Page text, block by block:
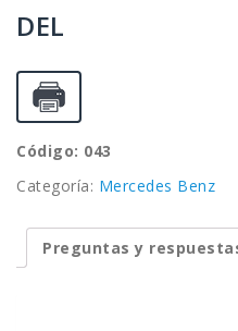
DEL
Código: 043
Categoría: Mercedes Benz
Preguntas y